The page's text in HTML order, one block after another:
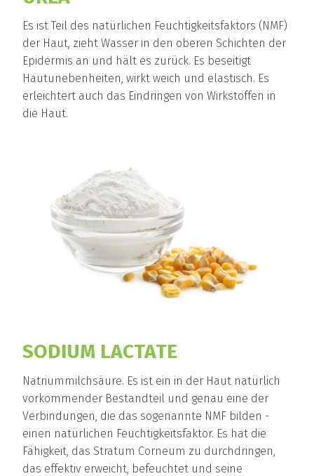
Es ist Teil des natürlichen Feuchtigkeitsfaktors (NMF)
der Haut, zieht Wasser in den oberen Schichten der
Epidermis an und hält es zurück. Es beseitigt
Hautunebenheiten, wirkt weich und elastisch. Es
erleichtert auch das Eindringen von Wirkstoffen in
die Haut.
SODIUM LACTATE
Natriummilchsäure. Es ist ein in der Haut natürlich
vorkommender Bestandteil und genau eine der
Verbindungen, die das sogenannte NMF bilden -
einen natürlichen Feuchtigkeitsfaktor. Es hat die
Fähigkeit, das Stratum Corneum zu durchdringen,
das effektiv erweicht, befeuchtet und seine